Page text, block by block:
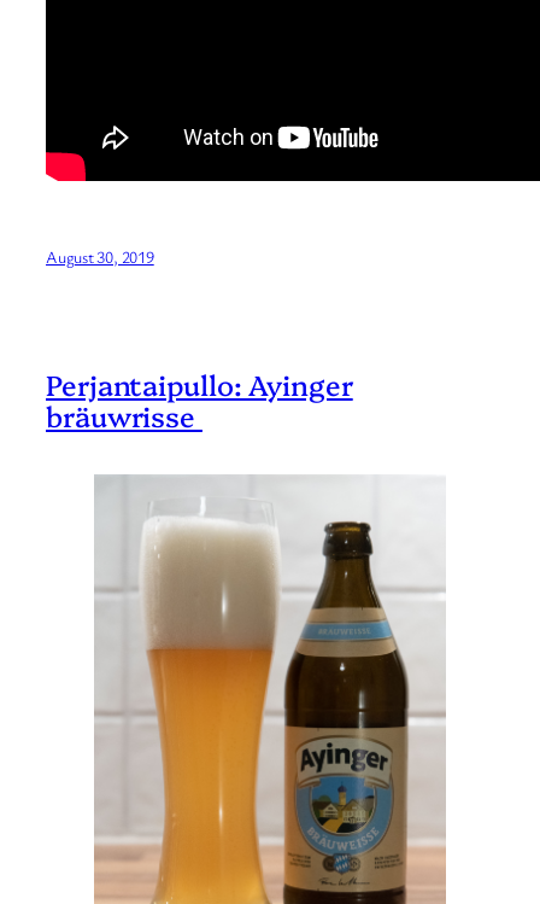
August 30, 2019
Perjantaipullo: Ayinger
bräuwrisse ​